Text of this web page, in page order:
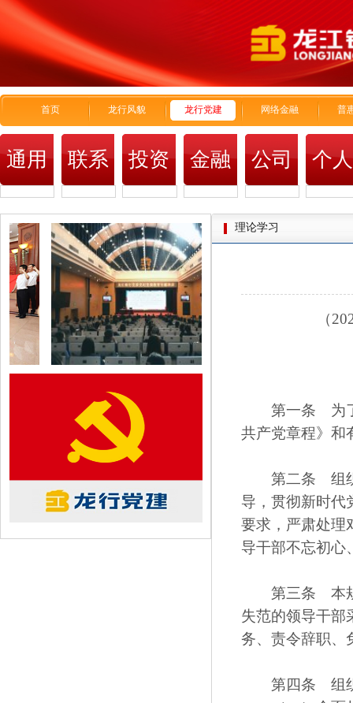
首页 龙行风貌 龙行党建 网络金融 普
通用 联系
我们
投资
者关
系
金融
市场
公司
金融
个人
金融
理论学习
（
第一条 为了
共产党章程》和
第二条 组织
导，贯彻新时代
要求，严肃处理
导干部不忘初心
第三条 本规
失范的领导干部
务、责令辞职、
第四条 组织